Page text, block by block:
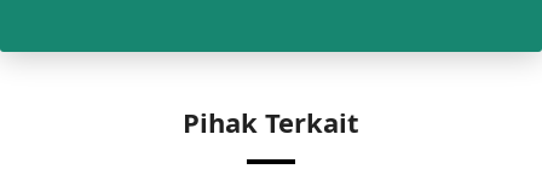
Pihak Terkait